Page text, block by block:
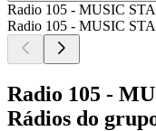
Radio 105 - MUSIC
Radio 105 - MUSIC
Radio 105 -
Rádios do